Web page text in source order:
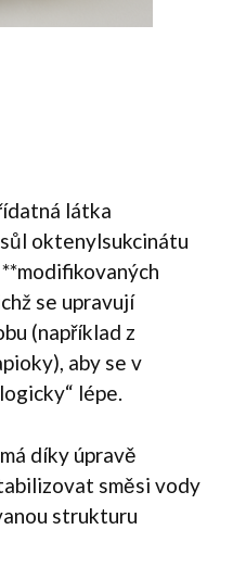
látka
oktenylsukcinátu
se upravují
(například z
aby se v
lépe.
díky úpravě
směsi vody
strukturu